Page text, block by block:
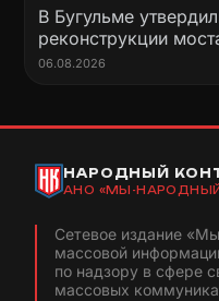
В Бугульме
реконструкции
06.08.2026
НАРОДНЫЙ
АНО «МЫ-
Сетевое издание
массовой
по надзору в сфере
массовых